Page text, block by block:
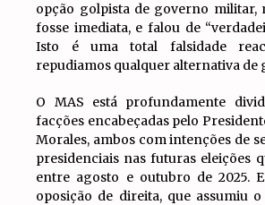
opção golpista de governo militar,
fosse imediata, e falou de
Isto é uma total falsidade
repudiamos qualquer alternativa de
O MAS está profundamente
facções encabeçadas pelo
Morales, ambos com intenções de
presidenciais nas futuras eleições
entre agosto e outubro de 2025.
oposição de direita, que assumiu o